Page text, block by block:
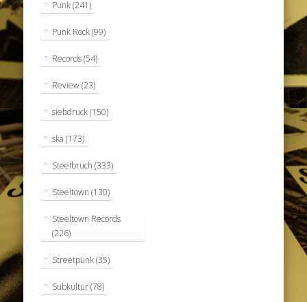
Punk(241)
Punk Rock(99)
Records(54)
Review(23)
siebdruck(150)
ska (173)
Steelbruch (333)
Steeltown (130)
Steeltown Records
(226)
Streetpunk(35)
Subkultur(78)